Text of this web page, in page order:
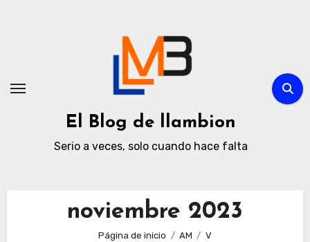
El Blog de llambion
Serio a veces, solo cuando hace falta
noviembre 2023
Página de inicio AM V